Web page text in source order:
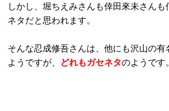
しかし、堀ちえみさんも倖田來未さん
ネタだと思われます。
そんな忍成修吾さんは、他にも沢山の有
ようですが、
どれもガセネタのようです。